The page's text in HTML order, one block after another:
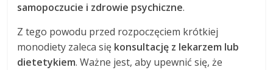
samopoczucie i zdrowie psychiczne.
Z tego powodu przed rozpoczęciem krótkiej
monodiety zaleca się konsultację z lekarzem lub
dietetykiem. Ważne jest, aby upewnić się, że